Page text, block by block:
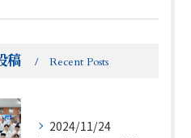
稿 Recent Posts
2024/11/24